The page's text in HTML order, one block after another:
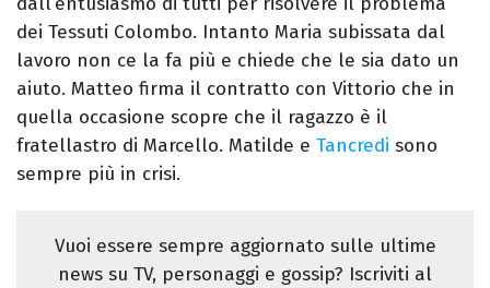
dei Tessuti Colombo. Intanto Maria subissata dal
lavoro non ce la fa più e chiede che le sia dato un
aiuto. Matteo firma il contratto con Vittorio che in
quella occasione scopre che il ragazzo è il
fratellastro di Marcello. Matilde e Tancredi sono
sempre più in crisi.
Vuoi essere sempre aggiornato sulle ultime
news su TV, personaggi e gossip? Iscriviti al